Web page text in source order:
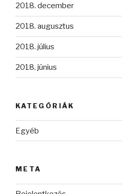
2018. december
2018. augusztus
2018. július
2018. június
KATEGÓRIÁK
Egyéb
META